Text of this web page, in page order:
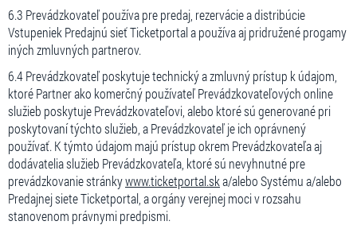
6.3 Prevádzkovateľ používa pre predaj, rezervácie a distribúcie
Vstupeniek Predajnú sieť Ticketportal a používa aj pridružené progamy
iných zmluvných partnerov.
6.4 Prevádzkovateľ poskytuje technický a zmluvný prístup k údajom,
ktoré Partner ako komerčný používateľ Prevádzkovateľových online
služieb poskytuje Prevádzkovateľovi, alebo ktoré sú generované pri
poskytovaní týchto služieb, a Prevádzkovateľ je ich oprávnený
používať. K týmto údajom majú prístup okrem Prevádzkovateľa aj
dodávatelia služieb Prevádzkovateľa, ktoré sú nevyhnutné pre
prevádzkovanie stránkywww.ticketportal.ska/alebo Systému a/alebo
Predajnej siete Ticketportal, a orgány verejnej moci v rozsahu
stanovenom právnymi predpismi.